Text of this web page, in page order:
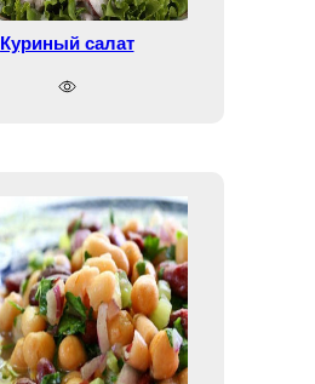
Куриный салат